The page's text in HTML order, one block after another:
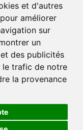
et d'autres
améliorer
sur
un
des publicités
le trafic de notre
la provenance
/ Point retrait
en ligne et
votre commande
chez vous ou en
chez vous ou en